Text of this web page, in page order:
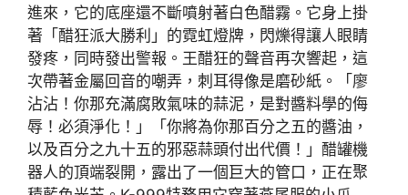
進來，它的底座還不斷噴射著白色醋霧。它身上掛
著「醋狂派大勝利」的霓虹燈牌，閃爍得讓人眼睛
發疼，同時發出警報。王醋狂的聲音再次響起，這
次帶著金屬回音的嘲弄，刺耳得像是磨砂紙。「廖
沾沾！你那充滿腐敗氣味的蒜泥，是對醬料學的侮
辱！必須淨化！」「你將為你那百分之五的醬油，
以及百分之九十五的邪惡蒜頭付出代價！」醋罐機
器人的頂端裂開，露出了一個巨大的管口，正在聚